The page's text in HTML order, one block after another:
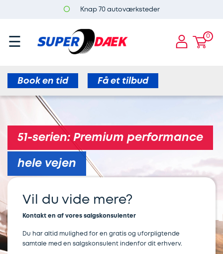
Knap 70 autoværksteder
0
Dæk
Fælge
Truckdæk
Regummierede
dæk
Varevognsdæk
Busdæk
Lastvognsdæk
Fordæk
Trækdæk
Find
afdeling
×
Breakdown
Kundeaftale
til
lastvogne
kundeaftale
Kontakt
Handelsbetingelser
Privat
☰
Book en tid Få et tilbud
51-serien: Premium performance
hele vejen
Vil du vide mere?
Kontakt en af vores salgskonsulenter
Du har altid mulighed for en gratis og uforpligtende
samtale med en salgskonsulent indenfor dit erhverv.